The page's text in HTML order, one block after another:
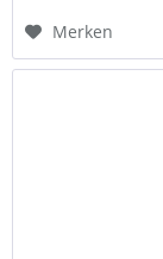
Merken